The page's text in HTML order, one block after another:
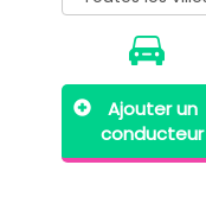
Ajouter un
conducteur